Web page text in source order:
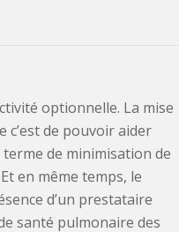
optionnelle. La mise
c’est de pouvoir aider
de minimisation de
en même temps, le
d’un prestataire
santé pulmonaire des